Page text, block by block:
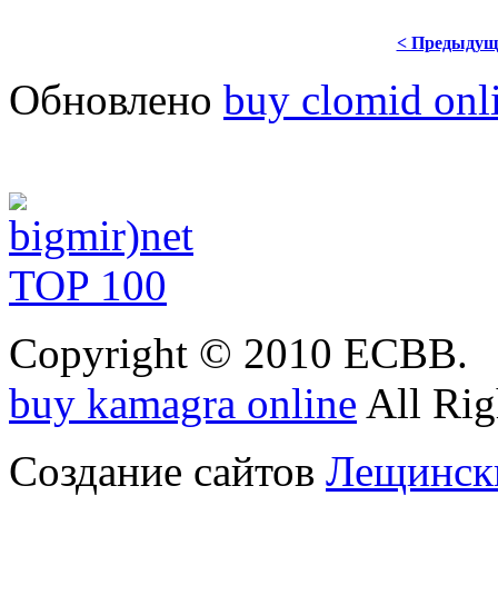
<
Обновлено buy clomid
Copyright © 2010 ЕСВВ.
buy kamagra online All
Создание сайтов